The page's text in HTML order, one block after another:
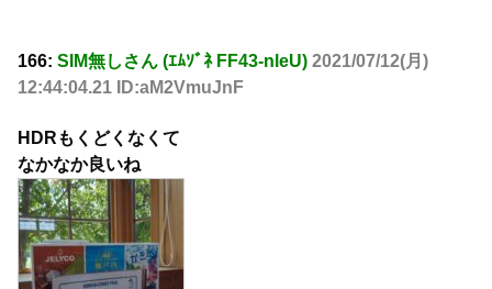
166: SIM無しさん (ｴﾑｿﾞﾈ FF43-nleU) 2021/07/12(月)
12:44:04.21 ID:aM2VmuJnF
HDRもくどくなくて
なかなか良いね